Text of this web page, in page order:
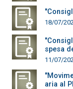
18/07/
spesa
11/07/
aria al